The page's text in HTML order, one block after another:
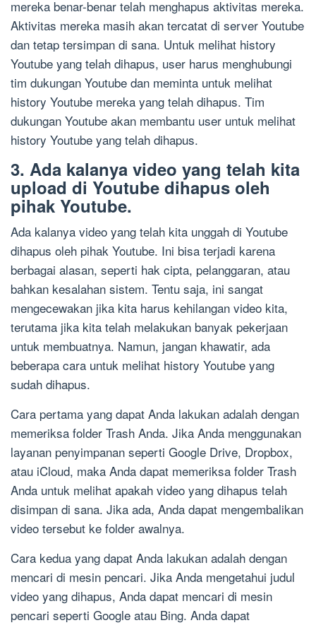
mereka benar-benar telah menghapus aktivitas mereka.
Aktivitas mereka masih akan tercatat di server Youtube
dan tetap tersimpan di sana. Untuk melihat history
Youtube yang telah dihapus, user harus menghubungi
tim dukungan Youtube dan meminta untuk melihat
history Youtube mereka yang telah dihapus. Tim
dukungan Youtube akan membantu user untuk melihat
history Youtube yang telah dihapus.
3. Ada kalanya video yang telah kita
upload di Youtube dihapus oleh
pihak Youtube.
Ada kalanya video yang telah kita unggah di Youtube
dihapus oleh pihak Youtube. Ini bisa terjadi karena
berbagai alasan, seperti hak cipta, pelanggaran, atau
bahkan kesalahan sistem. Tentu saja, ini sangat
mengecewakan jika kita harus kehilangan video kita,
terutama jika kita telah melakukan banyak pekerjaan
untuk membuatnya. Namun, jangan khawatir, ada
beberapa cara untuk melihat history Youtube yang
sudah dihapus.
Cara pertama yang dapat Anda lakukan adalah dengan
memeriksa folder Trash Anda. Jika Anda menggunakan
layanan penyimpanan seperti Google Drive, Dropbox,
atau iCloud, maka Anda dapat memeriksa folder Trash
Anda untuk melihat apakah video yang dihapus telah
disimpan di sana. Jika ada, Anda dapat mengembalikan
video tersebut ke folder awalnya.
Cara kedua yang dapat Anda lakukan adalah dengan
mencari di mesin pencari. Jika Anda mengetahui judul
video yang dihapus, Anda dapat mencari di mesin
pencari seperti Google atau Bing. Anda dapat